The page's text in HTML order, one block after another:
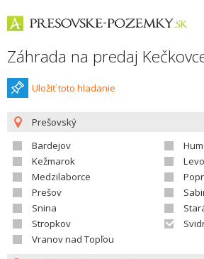
Záhrada na predaj
Uložiť toto hladanie
Prešovský
Bardejov
Kežmarok
Medzilaborce
Prešov
Snina
Stropkov
Vranov nad Topľou